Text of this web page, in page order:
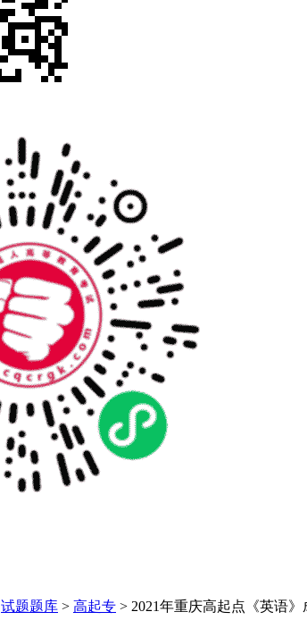
试题题库 > 高起专 > 2021年重庆高起点《英语